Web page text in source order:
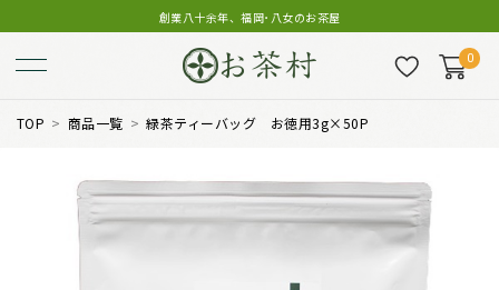
創業八十余年、福岡･八女のお茶屋
0
TOP 商品一覧 緑茶ティーバッグ お徳用3g×50P